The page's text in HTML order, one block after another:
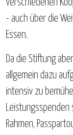
verschiedenen
- auch über die
Essen.
Da die Stiftung
allgemein dazu
intensiv zu
Rahmen,